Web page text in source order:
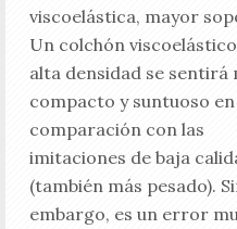
viscoelástica, mayor
Un colchón
alta densidad se sentirá
compacto y suntuoso en
comparación con las
imitaciones de baja
(también más pesado).
embargo, es un error